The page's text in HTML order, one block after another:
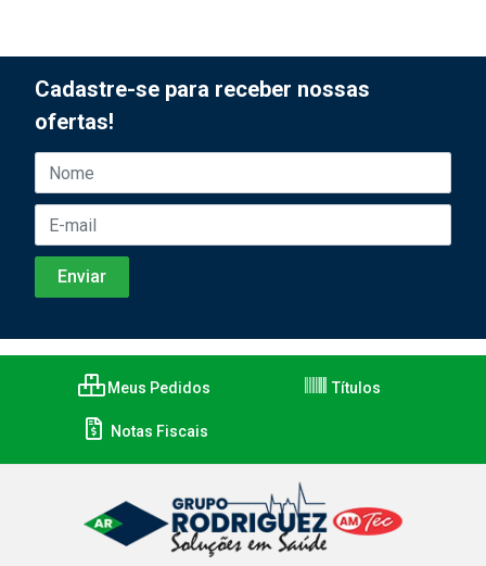
Cadastre-se para receber nossas
ofertas!
Meus Pedidos Títulos
Notas Fiscais